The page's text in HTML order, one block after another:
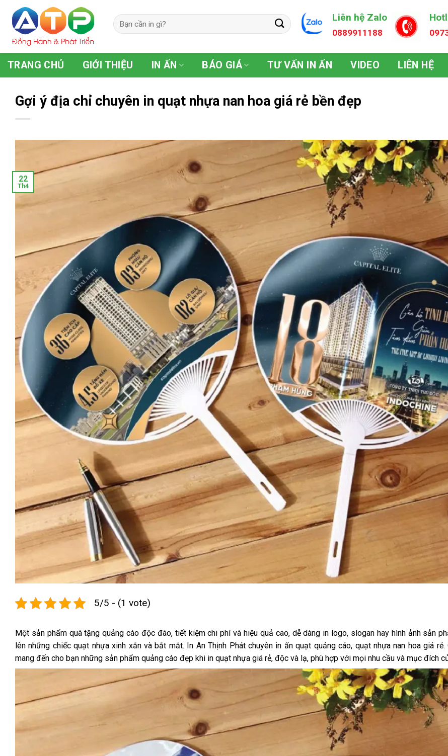
content
Liên hệ Zalo
0889911188
TRANG CHỦ GIỚI THIỆU IN ẤN BÁO GIÁ TƯ VẤN IN ẤN VIDEO LIÊN HỆ
Gợi ý địa chỉ chuyên in quạt nhựa nan hoa giá rẻ bền đẹp
22
Th4
5/5 - (1 vote)
Một sản phẩm quà tặng quảng cáo độc đáo, tiết kiệm chi phí và hiệu quả cao, dễ dàng in logo, slogan hay hình ảnh sản
lên những chiếc quạt nhựa xinh xắn và bắt mắt. In An Thịnh Phát chuyên in ấn quạt quảng cáo, quạt nhựa nan hoa giá rẻ.
mang đến cho bạn những sản phẩm quảng cáo đẹp khi in quạt nhựa giá rẻ, độc và lạ, phù hợp với mọi nhu cầu và mục đích